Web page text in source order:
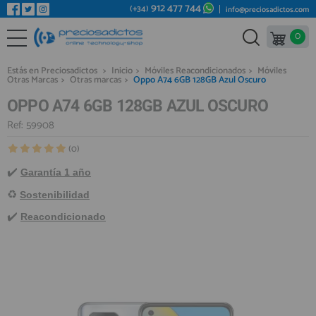
REPUESTOS MÓVILES
REPUESTOS TABLET
REPUESTOS RELOJES INTELIGENTES
REPUESTOS VIDEOCONSOLAS
REPUESTOS MACBOOK
REPUESTOS OTROS DISPOSITIVOS
REPUESTOS PORTÁTILES
HERRAMIENTAS REPARACIÓN
Bienvenid@ otra vez
YA SOY CLIENTE
¿ERES NUEVO?
(+34) 912 477 744 info@preciosadictos.com
0
Estás en Preciosadictos > Inicio > Móviles Reacondicionados > Móviles
Otras Marcas > Otras marcas > Oppo A74 6GB 128GB Azul Oscuro
OPPO A74 6GB 128GB AZUL OSCURO
Ref: 59908
(0)
✔️ Garantía 1 año
♻️ Sostenibilidad
✔️ Reacondicionado